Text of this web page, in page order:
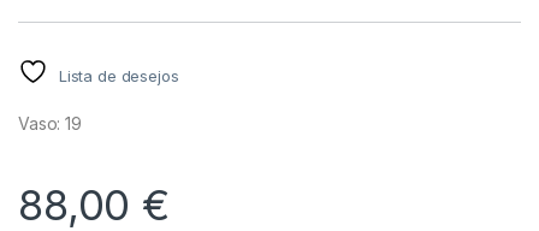
Lista de desejos
Vaso: 19
88,00 €